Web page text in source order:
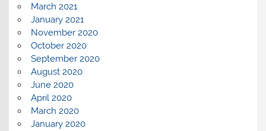
March 2021
January 2021
November 2020
October 2020
September 2020
August 2020
June 2020
April 2020
March 2020
January 2020